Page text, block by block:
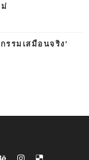
รรมเสมือนจริง’